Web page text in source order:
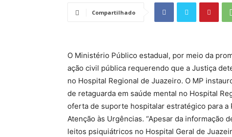
Compartilhado
O Ministério Público estadual, por meio da
ação civil pública requerendo que a Justiça
no Hospital Regional de Juazeiro. O MP
de retaguarda em saúde mental no Hospital
oferta de suporte hospitalar estratégico para a
Atenção às Urgências. “Apesar da informação
leitos psiquiátricos no Hospital Geral de